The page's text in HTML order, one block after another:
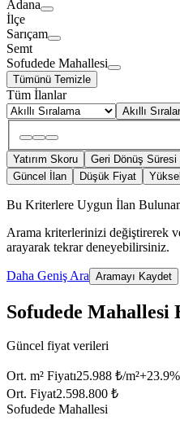
Adana
İlçe
Sarıçam
Semt
Sofudede Mahallesi
Tümünü Temizle
Tüm İlanlar
Akıllı
Yatırım Skoru Geri Dönüş Süresi
Güncel İlan
Düşük Fiyat
Bu Kriterlere Uygun İlan
Arama kriterlerinizi değiştirerek
arayarak tekrar deneyebilirsiniz.
Daha Geniş Ara Aramayı Kaydet
Sofudede Mahallesi
Güncel fiyat verileri
Ort. m² Fiyatı25.988 ₺/m²+23.9%
Ort. Fiyat2.598.800 ₺
Sofudede Mahallesi